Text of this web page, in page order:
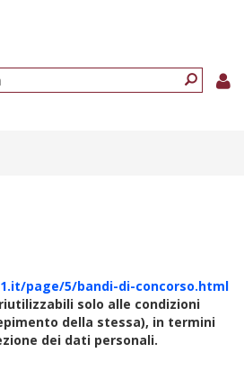
page/5/bandi-di-concorso.html
solo alle condizioni
della stessa), in termini
dei dati personali.